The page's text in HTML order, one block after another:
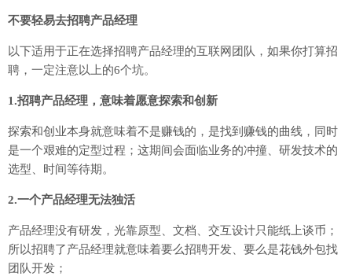
不要轻易去招聘产品经理
以下适用于正在选择招聘产品经理的互联网团队，如果你打算招
聘，一定注意以上的6个坑。
1.招聘产品经理，意味着愿意探索和创新
探索和创业本身就意味着不是赚钱的，是找到赚钱的曲线，同时
是一个艰难的定型过程；这期间会面临业务的冲撞、研发技术的
选型、时间等待期。
2.一个产品经理无法独活
产品经理没有研发，光靠原型、文档、交互设计只能纸上谈币；
所以招聘了产品经理就意味着要么招聘开发、要么是花钱外包找
团队开发；